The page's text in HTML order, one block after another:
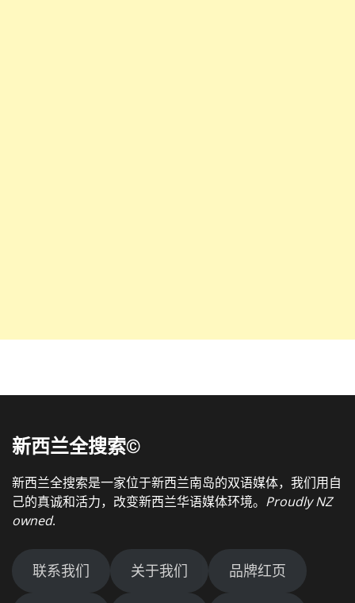
新西兰全搜索©
新西兰全搜索是一家位于新西兰南岛的双语媒体，我们用自
己的真诚和活力，改变新西兰华语媒体环境。 Proudly NZ
owned.
联系我们 关于我们 品牌红页